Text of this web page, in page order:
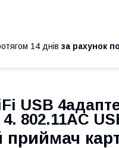
14 днів за рахунок
USB
802.11AC
приймач